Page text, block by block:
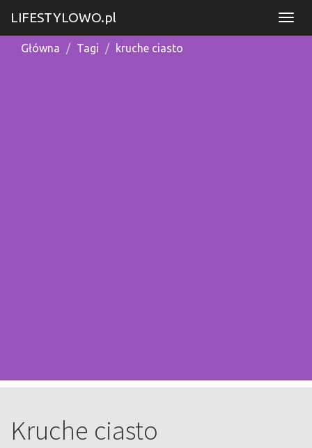
LIFESTYLOWO.pl
Główna Tagi kruche ciasto
Kruche ciasto